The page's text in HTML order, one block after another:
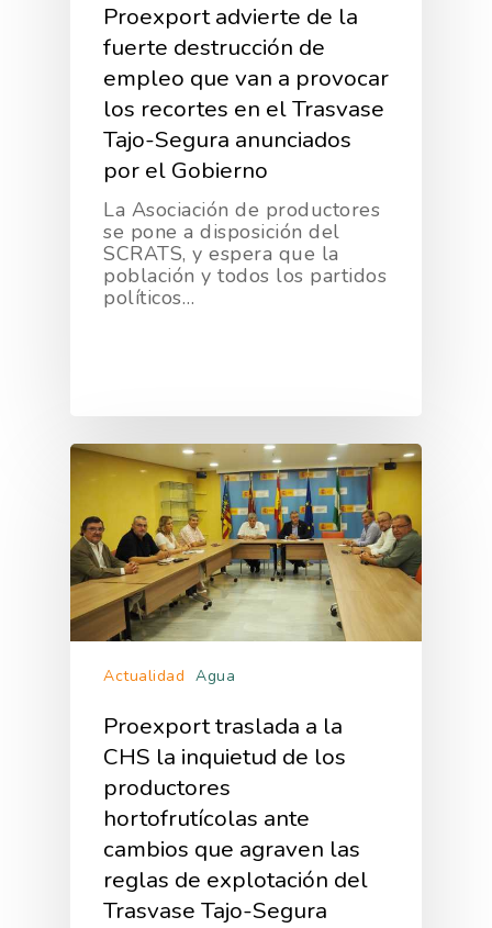
Proexport advierte de la
fuerte destrucción de
empleo que van a provocar
los recortes en el Trasvase
Tajo-Segura anunciados
por el Gobierno
La Asociación de productores
se pone a disposición del
SCRATS, y espera que la
población y todos los partidos
políticos…
Actualidad Agua
Proexport traslada a la
CHS la inquietud de los
productores
hortofrutícolas ante
cambios que agraven las
reglas de explotación del
Trasvase Tajo-Segura